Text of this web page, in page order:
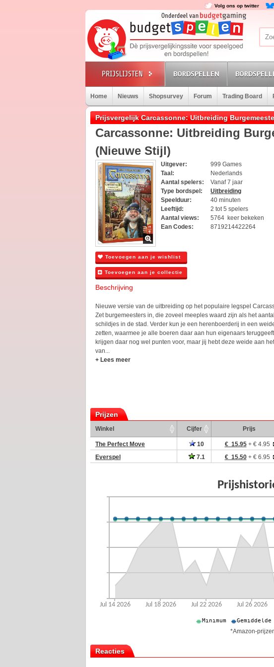
Volg ons op twitter
BORDSPELLEN
Home Nieuws Shopsurvey Forum Trading Board
Prijsvergelijk Carcassonne: Uitbreiding
Carcassonne: Uitbreiding
(Nieuwe Stijl)
Uitgever:
999 Games
Taal:
Nederlands
Aantal spelers:
Vanaf 7 jaar
Type bordspel:
Uitbreiding
Speelduur:
40 minuten
Leeftijd:
2 tot 5 spelers
Aantal views:
5764 keer bekeken
Ean Codes:
8719214422264
Toevoegen aan je wishlist
Toevoegen aan je collectie
Beschrijving
Nieuwe versie van de uitbreiding op het populaire legspel
Zet burgemeesters in, die zoveel meeples waard zijn als het aantal
schildjes in de stad. Verder kun je een herenboerderij in een
zetten, waarmee je alle boeren daar aan hun eigenaars
krijgen daar nog wel punten voor, maar jij hebt deze weide aan
van...
+ Lees meer
Prijzen
Winkel Cijfer Prijs
The Perfect Move 10 € 15.95+ € 4.95
Everspel
7.1 € 15.50+ € 6.95
*Amazon-
Reacties